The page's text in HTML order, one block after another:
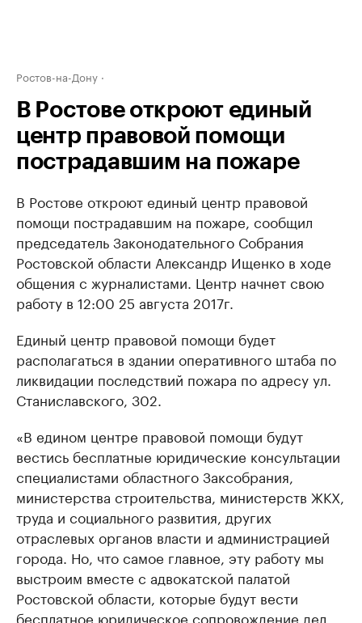
Ростов-на-Дону
В Ростове откроют единый
центр правовой помощи
пострадавшим на пожаре
В Ростове откроют единый центр правовой
помощи пострадавшим на пожаре, сообщил
председатель Законодательного Собрания
Ростовской области Александр Ищенко в ходе
общения с журналистами. Центр начнет свою
работу в 12:00 25 августа 2017г.
Единый центр правовой помощи будет
располагаться в здании оперативного штаба по
ликвидации последствий пожара по адресу ул.
Станиславского, 302.
«В едином центре правовой помощи будут
вестись бесплатные юридические консультации
специалистами областного Заксобрания,
министерства строительства, министерств ЖКХ,
труда и социального развития, других
отраслевых органов власти и администрацией
города. Но, что самое главное, эту работу мы
выстроим вместе с адвокатской палатой
Ростовской области, которые будут вести
бесплатное юридическое сопровождение дел